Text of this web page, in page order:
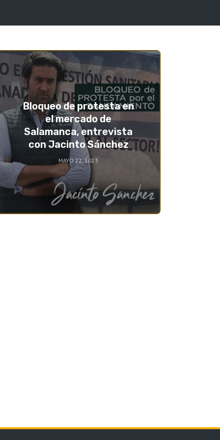
Bloqueo de protesta en
el mercado de
Salamanca, entrevista
con Jacinto Sánchez
MAYO 22, 2023